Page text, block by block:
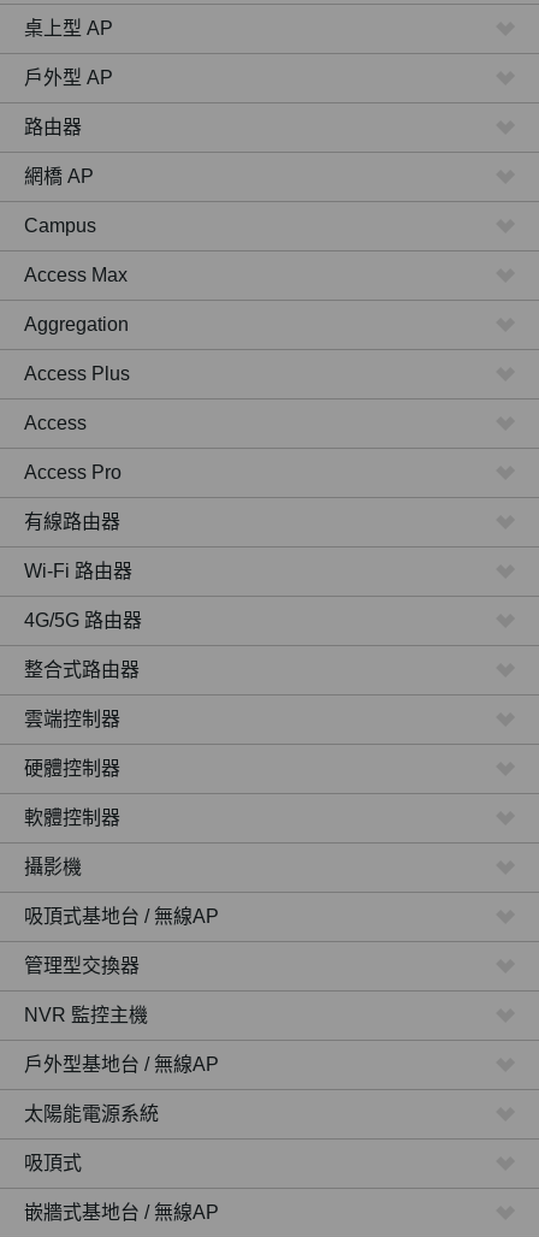
桌上型 AP
戶外型 AP
路由器
網橋 AP
Campus
Access Max
Aggregation
Access Plus
Access
Access Pro
有線路由器
Wi-Fi 路由器
4G/5G 路由器
整合式路由器
雲端控制器
硬體控制器
軟體控制器
攝影機
吸頂式基地台 / 無線AP
管理型交換器
NVR 監控主機
戶外型基地台 / 無線AP
太陽能電源系統
吸頂式
嵌牆式基地台 / 無線AP